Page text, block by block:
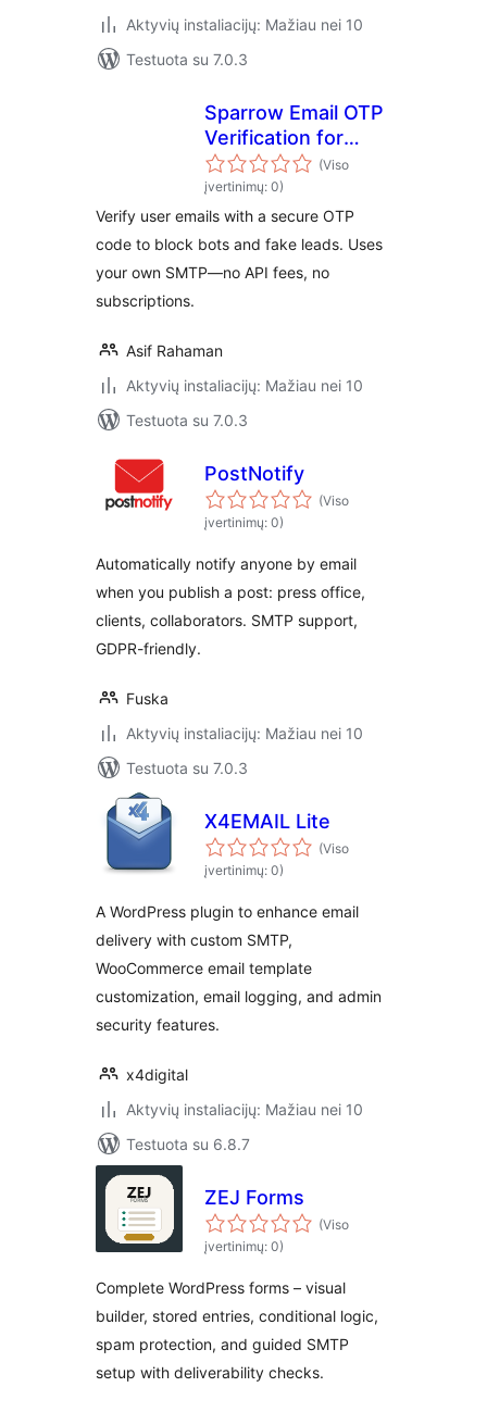
Aktyvių instaliacijų: Mažiau nei 10
Testuota su 7.0.3
Sparrow Email OTP
Verification for
Contact Form 7
(Viso
įvertinimų: 0)
Verify user emails with a secure OTP
code to block bots and fake leads. Uses
your own SMTP—no API fees, no
subscriptions.
Asif Rahaman
Aktyvių instaliacijų: Mažiau nei 10
Testuota su 7.0.3
PostNotify
(Viso
įvertinimų: 0)
Automatically notify anyone by email
when you publish a post: press office,
clients, collaborators. SMTP support,
GDPR-friendly.
Fuska
Aktyvių instaliacijų: Mažiau nei 10
Testuota su 7.0.3
X4EMAIL Lite
(Viso
įvertinimų: 0)
A WordPress plugin to enhance email
delivery with custom SMTP,
WooCommerce email template
customization, email logging, and admin
security features.
x4digital
Aktyvių instaliacijų: Mažiau nei 10
Testuota su 6.8.7
ZEJ Forms
(Viso
įvertinimų: 0)
Complete WordPress forms – visual
builder, stored entries, conditional logic,
spam protection, and guided SMTP
setup with deliverability checks.